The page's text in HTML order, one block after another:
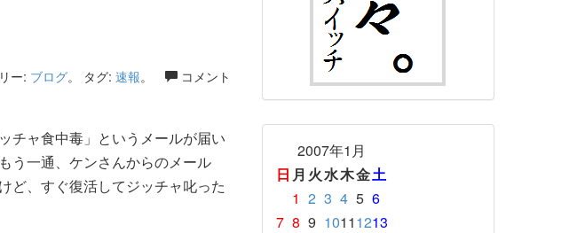
ー: ブログ。 タグ: 速報。
コメント
チャ食中毒」というメールが届い
う一通、ケンさんからのメール
ど、すぐ復活してジッチャ叱った
2007年1月
日 月 火水木金土
1 2 3 4 5 6
7 8 9 10111213